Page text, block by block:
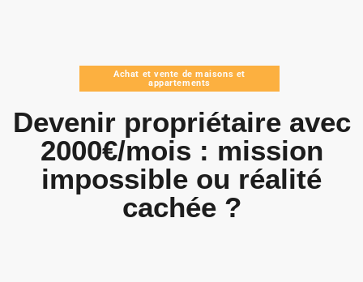
Achat et vente de maisons et
appartements
Devenir propriétaire avec
2000€/mois : mission
impossible ou réalité
cachée ?